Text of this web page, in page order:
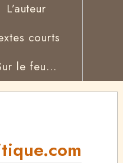
L’auteur
courts
le feu...